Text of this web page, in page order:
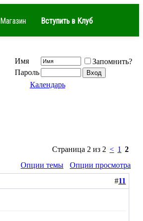
Магазин Вступить в Клуб
Имя
Запомнить?
Пароль
Календарь
Страница 2 из 2 < 1 2
Опции темы
Опции просмотра
#11